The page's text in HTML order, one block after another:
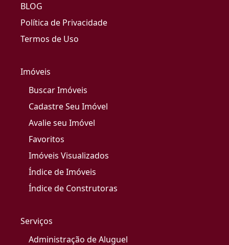
BLOG
Política de Privacidade
Termos de Uso
Imóveis
Buscar Imóveis
Cadastre Seu Imóvel
Avalie seu Imóvel
Favoritos
Imóveis Visualizados
Índice de Imóveis
Índice de Construtoras
Serviços
Administração de Aluguel